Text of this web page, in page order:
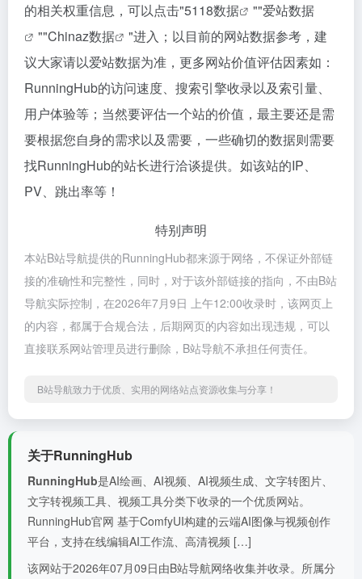
的相关权重信息，可以点击"5118数据 ""爱站数据
""Chinaz数据
"进入；以目前的网站数据参考，建
议大家请以爱站数据为准，更多网站价值评估因素如：
RunningHub的访问速度、搜索引擎收录以及索引量、
用户体验等；当然要评估一个站的价值，最主要还是需
要根据您自身的需求以及需要，一些确切的数据则需要
找RunningHub的站长进行洽谈提供。如该站的IP、
PV、跳出率等！
特别声明
本站B站导航提供的RunningHub都来源于网络，不保证外部链
接的准确性和完整性，同时，对于该外部链接的指向，不由B站
导航实际控制，在2026年7月9日 上午12:00收录时，该网页上
的内容，都属于合规合法，后期网页的内容如出现违规，可以
直接联系网站管理员进行删除，B站导航不承担任何责任。
B站导航致力于优质、实用的网络站点资源收集与分享！
关于RunningHub
RunningHub是AI绘画、AI视频、AI视频生成、文字转图片、
文字转视频工具、视频工具分类下收录的一个优质网站。
RunningHub官网 基于ComfyUI构建的云端AI图像与视频创作
平台，支持在线编辑AI工作流、高清视频 […]
该网站于2026年07月09日由B站导航网络收集并收录。所属分